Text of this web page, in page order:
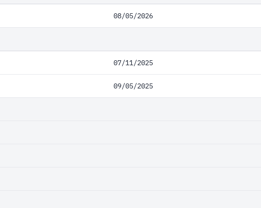
08/05/2026
07/11/2025
09/05/2025